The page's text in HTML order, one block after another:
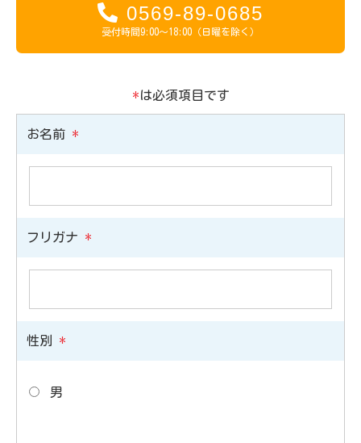
0569-89-0685
受付時間9:00～18:00（日曜を除く）
*は必須項目です
お名前 *
フリガナ *
性別 *
男